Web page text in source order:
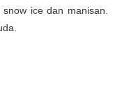
ice dan manisan.